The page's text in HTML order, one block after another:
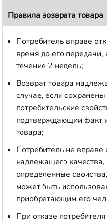
Правила возврата товара
Потребитель вправе
время до его
течение 2 недель;
Возврат товара
случае, если
потребительские
подтверждающий факт
товара;
Потребитель не вправе
надлежащего
определенные
может быть
приобретающим его
При отказе